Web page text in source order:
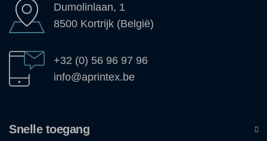
Dumolinlaan, 1
8500 Kortrijk (België)
+32 (0) 56 96 97 96
info@aprintex.be
Snelle toegang